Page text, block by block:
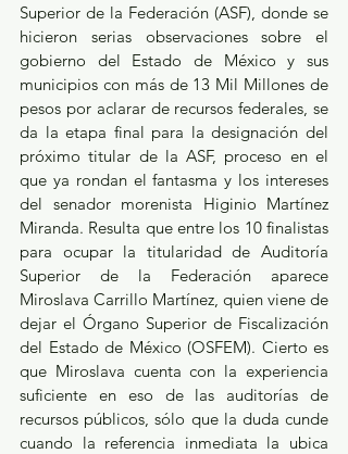
Superior de la Federación (ASF), donde se
hicieron serias observaciones sobre el
gobierno del Estado de México y sus
municipios con más de 13 Mil Millones de
pesos por aclarar de recursos federales, se
da la etapa final para la designación del
próximo titular de la ASF, proceso en el
que ya rondan el fantasma y los intereses
del senador morenista Higinio Martínez
Miranda. Resulta que entre los 10 finalistas
para ocupar la titularidad de Auditoría
Superior de la Federación aparece
Miroslava Carrillo Martínez, quien viene de
dejar el Órgano Superior de Fiscalización
del Estado de México (OSFEM). Cierto es
que Miroslava cuenta con la experiencia
suficiente en eso de las auditorías de
recursos públicos, sólo que la duda cunde
cuando la referencia inmediata la ubica